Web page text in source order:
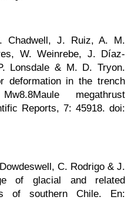
Chadwell, J. Ruiz, A. M.
W. Weinrebe, J. Díaz-
Lonsdale & M. D. Tryon.
deformation in the trench
megathrust
Reports, 7: 45918. doi:
C. Rodrigo & J.
of glacial and related
of southern Chile. En: